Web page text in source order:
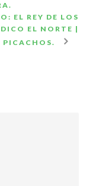
EL REY DE LOS
EL NORTE |
PICACHOS.